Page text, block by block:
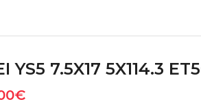
YS5 7.5X17 5X114.3
€